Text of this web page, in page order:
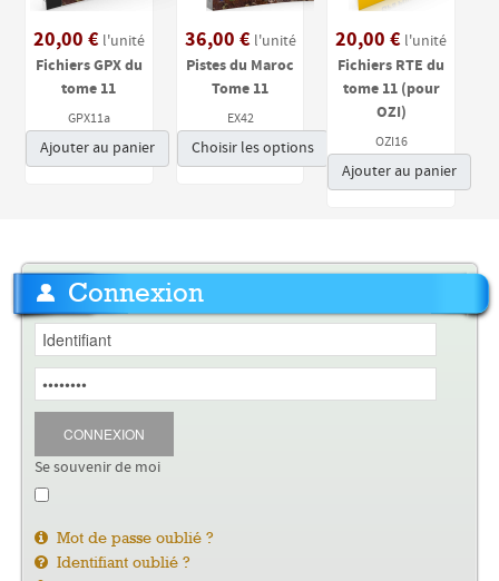
20,00 € l'unité
Fichiers GPX du
tome 11
GPX11a
Ajouter au panier
36,00 € l'unité
Pistes du Maroc
Tome 11
EX42
Choisir les options
20,00 € l'unité
Fichiers RTE du
tome 11 (pour
OZI)
OZI16
Ajouter au panier
Connexion
CONNEXION
Se souvenir de moi
Mot de passe oublié ?
Identifiant oublié ?